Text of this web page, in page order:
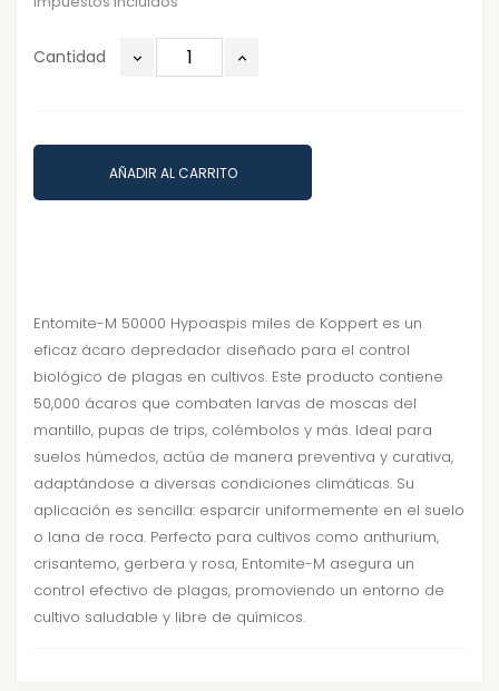
Cantidad
AÑADIR AL CARRITO
Entomite-M 50000 Hypoaspis miles de Koppert es un
eficaz ácaro depredador diseñado para el control
biológico de plagas en cultivos. Este producto contiene
50,000 ácaros que combaten larvas de moscas del
mantillo, pupas de trips, colémbolos y más. Ideal para
suelos húmedos, actúa de manera preventiva y curativa,
adaptándose a diversas condiciones climáticas. Su
aplicación es sencilla: esparcir uniformemente en el suelo
o lana de roca. Perfecto para cultivos como anthurium,
crisantemo, gerbera y rosa, Entomite-M asegura un
control efectivo de plagas, promoviendo un entorno de
cultivo saludable y libre de químicos.